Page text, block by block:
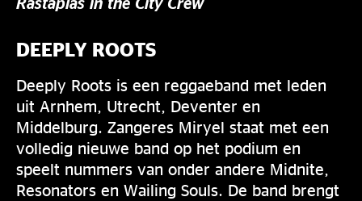
DEEPLY ROOTS
Deeply Roots is een reggaeband met leden
uit Arnhem, Utrecht, Deventer en
Middelburg. Zangeres Miryel staat met een
volledig nieuwe band op het podium en
speelt nummers van onder andere Midnite,
Resonators en Wailing Souls. De band brengt